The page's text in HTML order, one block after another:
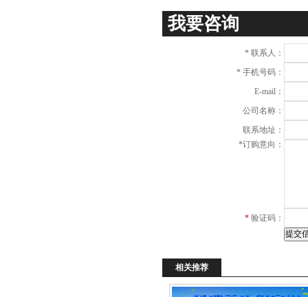
我要咨询
* 联系人：
* 手机号码：
E-mail：
公司名称：
联系地址：
*订购意向：
* 验证码：
相关推荐